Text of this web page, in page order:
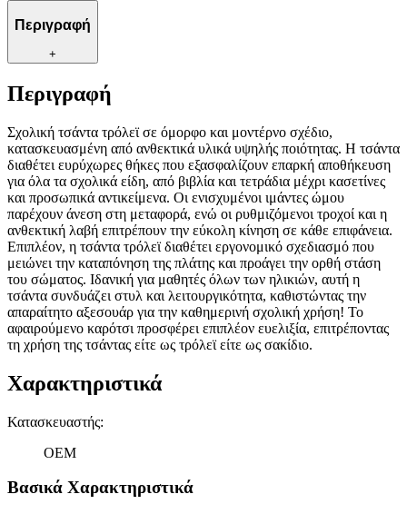
Περιγραφή
+
Περιγραφή
Σχολική τσάντα τρόλεϊ σε όμορφο και μοντέρνο σχέδιο,
κατασκευασμένη από ανθεκτικά υλικά υψηλής ποιότητας. Η τσάντα
διαθέτει ευρύχωρες θήκες που εξασφαλίζουν επαρκή αποθήκευση
για όλα τα σχολικά είδη, από βιβλία και τετράδια μέχρι κασετίνες
και προσωπικά αντικείμενα. Οι ενισχυμένοι ιμάντες ώμου
παρέχουν άνεση στη μεταφορά, ενώ οι ρυθμιζόμενοι τροχοί και η
ανθεκτική λαβή επιτρέπουν την εύκολη κίνηση σε κάθε επιφάνεια.
Επιπλέον, η τσάντα τρόλεϊ διαθέτει εργονομικό σχεδιασμό που
μειώνει την καταπόνηση της πλάτης και προάγει την ορθή στάση
του σώματος. Ιδανική για μαθητές όλων των ηλικιών, αυτή η
τσάντα συνδυάζει στυλ και λειτουργικότητα, καθιστώντας την
απαραίτητο αξεσουάρ για την καθημερινή σχολική χρήση! Το
αφαιρούμενο καρότσι προσφέρει επιπλέον ευελιξία, επιτρέποντας
τη χρήση της τσάντας είτε ως τρόλεϊ είτε ως σακίδιο.
Χαρακτηριστικά
Κατασκευαστής:
OEM
Βασικά Χαρακτηριστικά